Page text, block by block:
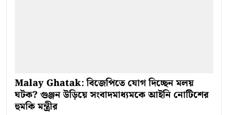
Malay Ghatak: বিজেপিতে যোগ দিচ্ছেন মলয়
ঘটক? গুঞ্জন উড়িয়ে সংবাদমাধ্যমকে আইনি নোটিশের
হুমকি মন্ত্রীর